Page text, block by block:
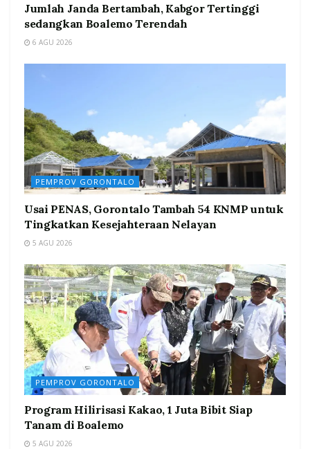
Jumlah Janda Bertambah, Kabgor Tertinggi
sedangkan Boalemo Terendah
6 AGU 2026
PEMPROV GORONTALO
Usai PENAS, Gorontalo Tambah 54 KNMP untuk
Tingkatkan Kesejahteraan Nelayan
5 AGU 2026
PEMPROV GORONTALO
Program Hilirisasi Kakao, 1 Juta Bibit Siap
Tanam di Boalemo
5 AGU 2026